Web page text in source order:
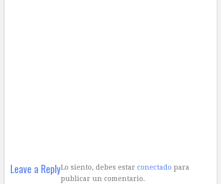
Leave a ReplyLo siento, debes estar conectado para
publicar un comentario.